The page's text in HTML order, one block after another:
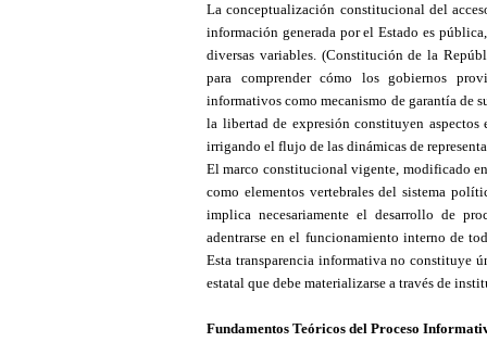
La conceptualización constitucional del
información generada por el Estado es
diversas variables.(Constitución de la
para comprender cómo los gobiernos
informativos como mecanismo de garantía de
la libertad de expresión constituyen
irrigando el flujo de las dinámicas de
El marco constitucional vigente, modificado
como elementos vertebralesdel sistema
implica necesariamente el desarrollo de
adentrarse en el funcionamiento interno de
Esta transparencia informativa no constituye
estatal que debe materializarse a través de
Fundamentos Teóricos del Proceso